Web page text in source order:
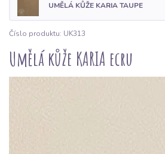
UMĚLÁ KŮŽE KARIA TAUPE
Číslo produktu: UK313
Umělá kůže KARIA ecru